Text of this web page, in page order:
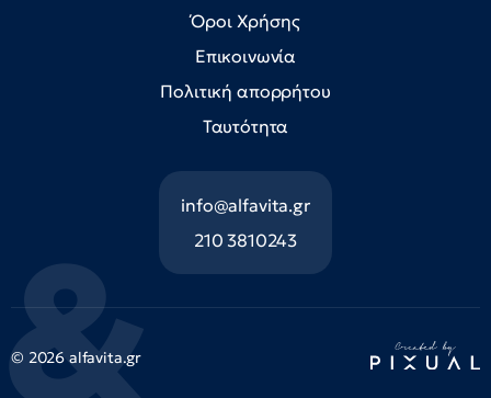
Όροι Χρήσης
Επικοινωνία
Πολιτική απορρήτου
Ταυτότητα
info@alfavita.gr
210 3810243
© 2026 alfavita.gr